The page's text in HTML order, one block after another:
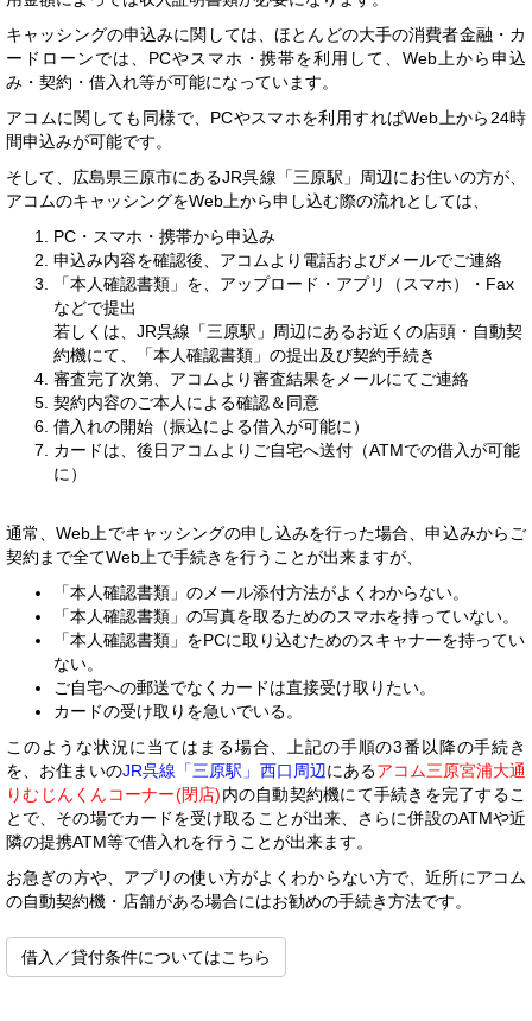
キャッシングの申込みに関しては、ほとんどの大手の消費者金融・カ
ードローンでは、PCやスマホ・携帯を利用して、Web上から申込
み・契約・借入れ等が可能になっています。
アコムに関しても同様で、PCやスマホを利用すればWeb上から24時
間申込みが可能です。
そして、広島県三原市にあるJR呉線「三原駅」周辺にお住いの方が、
アコムのキャッシングをWeb上から申し込む際の流れとしては、
PC・スマホ・携帯から申込み
申込み内容を確認後、アコムより電話およびメールでご連絡
「本人確認書類」を、アップロード・アプリ（スマホ）・Fax
などで提出
若しくは、JR呉線「三原駅」周辺にあるお近くの店頭・自動契
約機にて、「本人確認書類」の提出及び契約手続き
審査完了次第、アコムより審査結果をメールにてご連絡
契約内容のご本人による確認＆同意
借入れの開始（振込による借入が可能に）
カードは、後日アコムよりご自宅へ送付（ATMでの借入が可能
に）
通常、Web上でキャッシングの申し込みを行った場合、申込みからご
契約まで全てWeb上で手続きを行うことが出来ますが、
「本人確認書類」のメール添付方法がよくわからない。
「本人確認書類」の写真を取るためのスマホを持っていない。
「本人確認書類」をPCに取り込むためのスキャナーを持ってい
ない。
ご自宅への郵送でなくカードは直接受け取りたい。
カードの受け取りを急いでいる。
このような状況に当てはまる場合、上記の手順の3番以降の手続き
を、お住まいのJR呉線「三原駅」西口周辺にあるアコム三原宮浦大通
りむじんくんコーナー(閉店)内の自動契約機にて手続きを完了するこ
とで、その場でカードを受け取ることが出来、さらに併設のATMや近
隣の提携ATM等で借入れを行うことが出来ます。
お急ぎの方や、アプリの使い方がよくわからない方で、近所にアコム
の自動契約機・店舗がある場合にはお勧めの手続き方法です。
借入／貸付条件についてはこちら